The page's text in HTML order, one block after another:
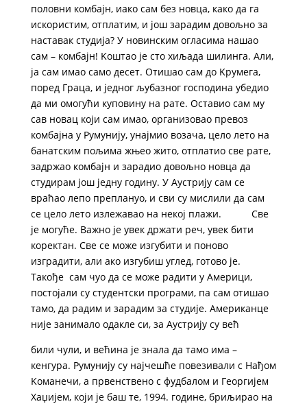
половни комбајн, иако сам без новца, како да га
искористим, отплатим, и још зарадим довољно за
наставак студија? У новинским огласима нашао
сам – комбајн! Kоштао је сто хиљада шилинга. Али,
ја сам имао само десет. Отишао сам до Kрумега,
поред Граца, и једног љубазног господина ​убедио
да ми омогући куповину на рате. Оставио сам му
сав новац који сам имао, организовао превоз
комбајна у Румунију, унајмио возача, цело лето на
банатским пољима жњео жито, отплатио све рате,
задржао комбајн и зарадио довољно новца да
студирам још једну годину. У Аустрију сам се
враћао лепо преплануо, и сви су мислили да сам
се цело лето излежавао на некој плажи. Све
је могуће. Важно је увек држати реч, увек бити
коректан. Све се може изгубити и поново
изградити, али ако изгубиш углед, готово је.
Такође сам чуо да се може радити у Америци,
постојали су студентски програми, па сам отишао
тамо, да радим и зарадим за студије. Американце
није занимало одакле си, за Аустрију су већ
били чули, и већина је знала да тамо има –
кенгура. Румунију су најчешће повезивали с Нађом
Kоманечи, а првенствено с фудбалом и Георгијем
Хаџијем, који је баш те, 1994. године, бриљирао на